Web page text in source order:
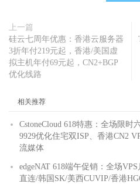
上一篇
硅云七周年优惠：香港云服务器
3折年付219元起，香港/美国虚
拟主机年付69元起，CN2+BGP
优化线路
相关推荐
CstoneCloud 618特惠：全场限时
9929优化住宅双ISP、香港CN2
流媒体
edgeNAT 618端午促销：全场
直连/韩国SK/美西CUVIP/香港